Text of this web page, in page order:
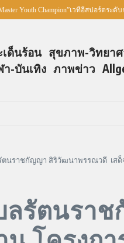
Champion”เวทีอีสปอร์ตระดับการ
เด็นร้อน สุขภาพ-วิทยา
า-บันเทิง ภาพข่าว
ราชกัญญา สิริวัฒนาพรรณวดี เสด็จ
รัตนรา